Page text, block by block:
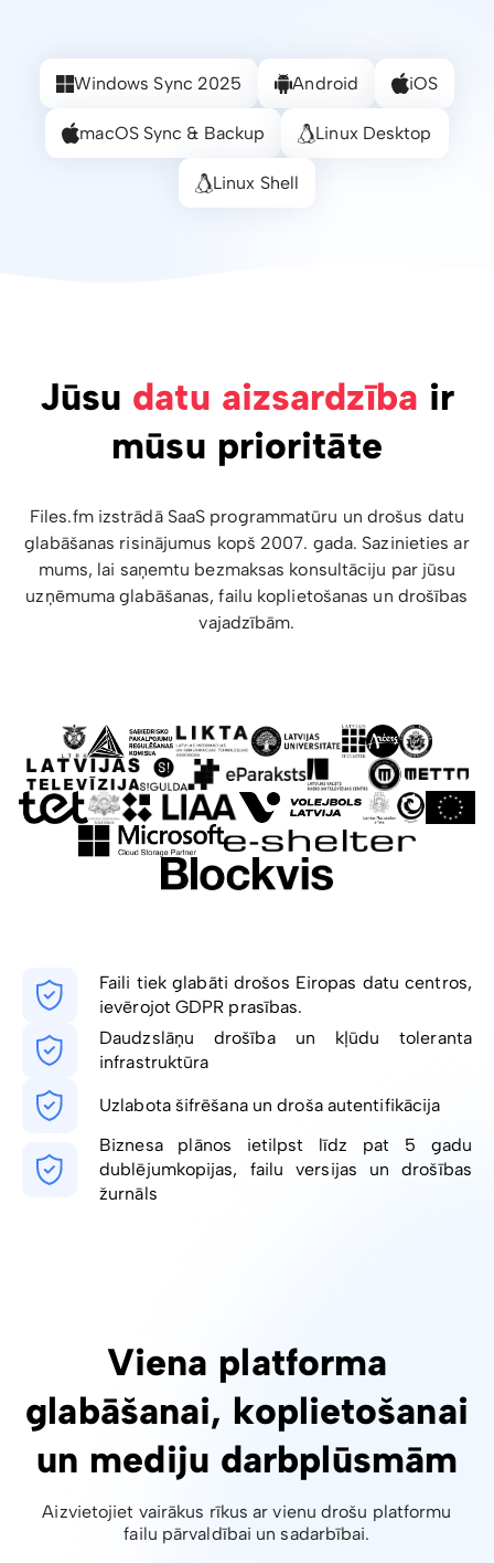
Windows Sync 2025 Android iOS
macOS Sync & Backup Linux Desktop
Linux Shell
Jūsu datu aizsardzība ir
mūsu prioritāte
Files.fm izstrādā SaaS programmatūru un drošus datu
glabāšanas risinājumus kopš 2007. gada. Sazinieties ar
mums, lai saņemtu bezmaksas konsultāciju par jūsu
uzņēmuma glabāšanas, failu koplietošanas un drošības
vajadzībām.
Faili tiek glabāti drošos Eiropas datu centros,
ievērojot GDPR prasības.
Daudzslāņu drošība un kļūdu toleranta
infrastruktūra
Uzlabota šifrēšana un droša autentifikācija
Biznesa plānos ietilpst līdz pat 5 gadu
dublējumkopijas, failu versijas un drošības
žurnāls
Viena platforma
glabāšanai, koplietošanai
un mediju darbplūsmām
Aizvietojiet vairākus rīkus ar vienu drošu platformu
failu pārvaldībai un sadarbībai.